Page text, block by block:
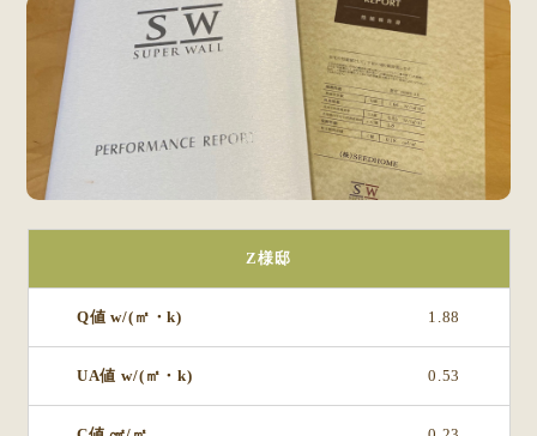
Z様邸
1.88
0.53